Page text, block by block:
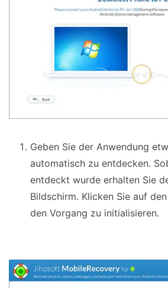
Geben Sie der Anwendung
automatisch zu entdecken.
entdeckt wurde erhalten Sie
Bildschirm. Klicken Sie auf
den Vorgang zu initialisieren.